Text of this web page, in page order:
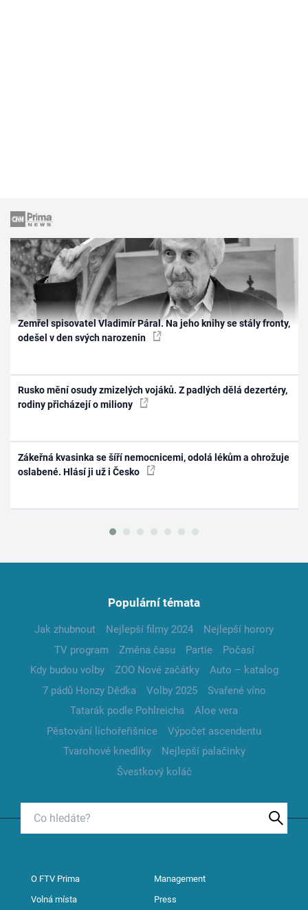
Zemřel spisovatel Vladimír Páral. Na jeho knihy se stály fronty,
odešel v den svých narozenin
Rusko mění osudy zmizelých vojáků. Z padlých dělá dezertéry,
rodiny přicházejí o miliony
Zákeřná kvasinka se šíří nemocnicemi, odolá lékům a ohrožuje
oslabené. Hlásí ji už i Česko
Populární témata
Jak zhubnout Nejlepší filmy 2024
Nejlepší horory
TV program
Změna času Partie
Počasí
Kdy budou volby
ZOO Nové začátky
Auto – katalog
7 pádů Honzy Dědka
Volby 2025
Svařené víno
Tatarák podle Pohlreicha
Aloe vera
Pěstování lichořeřišnice
Výpočet ascendentu
Tvarohové knedlíky
Nejlepší palačinky
Švestkový koláč
O FTV Prima Management
Volná místa Press